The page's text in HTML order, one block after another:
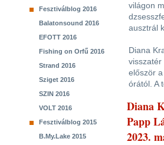
Fesztiválblog 2016
Balatonsound 2016
EFOTT 2016
Fishing on Orfű 2016
Strand 2016
Sziget 2016
SZIN 2016
VOLT 2016
Fesztiválblog 2015
B.My.Lake 2015
világon
ausztrál
Diana
visszatér
először
órától. A
Diana
Papp
2023.